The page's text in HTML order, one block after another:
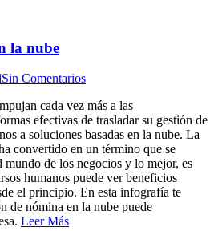
la nube
Sin Comentarios
cada vez más a las
efectivas de trasladar su gestión de
a soluciones basadas en la nube. La
convertido en un término que se
mundo de los negocios y lo mejor, es
humanos puede ver beneficios
el principio. En esta infografía te
de nómina en la nube puede
Leer Más